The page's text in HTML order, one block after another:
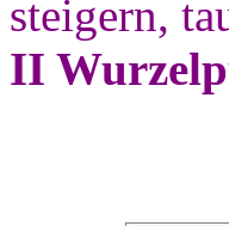
steigern,
II